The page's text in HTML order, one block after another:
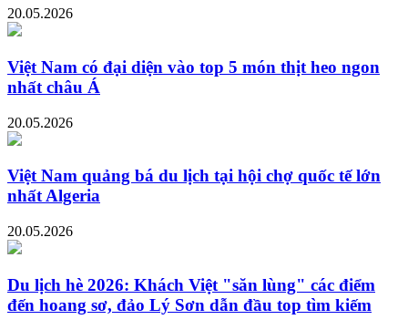
20.05.2026
Việt Nam có đại diện vào top 5 món thịt heo ngon
nhất châu Á
20.05.2026
Việt Nam quảng bá du lịch tại hội chợ quốc tế lớn
nhất Algeria
20.05.2026
Du lịch hè 2026: Khách Việt "săn lùng" các điểm
đến hoang sơ, đảo Lý Sơn dẫn đầu top tìm kiếm